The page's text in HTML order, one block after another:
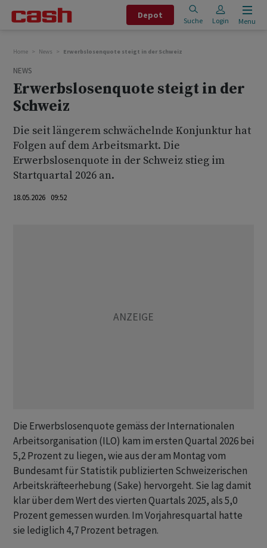
Depot
Suche Login Menu
Home News Erwerbslosenquote steigt in der Schweiz
NEWS
Erwerbslosenquote steigt in der
Schweiz
Die seit längerem schwächelnde Konjunktur hat
Folgen auf dem Arbeitsmarkt. Die
Erwerbslosenquote in der Schweiz stieg im
Startquartal 2026 an.
18.05.2026 09:52
Die Erwerbslosenquote gemäss der Internationalen
Arbeitsorganisation (ILO) kam im ersten Quartal 2026 bei
5,2 Prozent zu liegen, wie aus der am Montag vom
Bundesamt für Statistik publizierten Schweizerischen
Arbeitskräfteerhebung (Sake) hervorgeht. Sie lag damit
klar über dem Wert des vierten Quartals 2025, als 5,0
Prozent gemessen wurden. Im Vorjahresquartal hatte
sie lediglich 4,7 Prozent betragen.